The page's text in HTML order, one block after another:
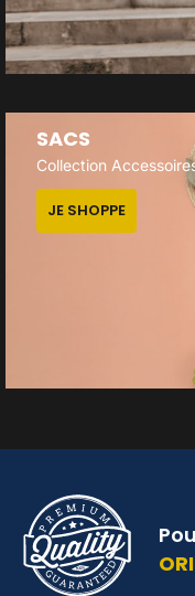
SACS
Collection
JE SHOPPE